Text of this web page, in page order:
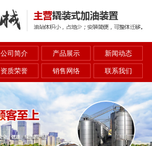
公司简介 产品展示 新闻动态
资质荣誉 销售网络 联系我们